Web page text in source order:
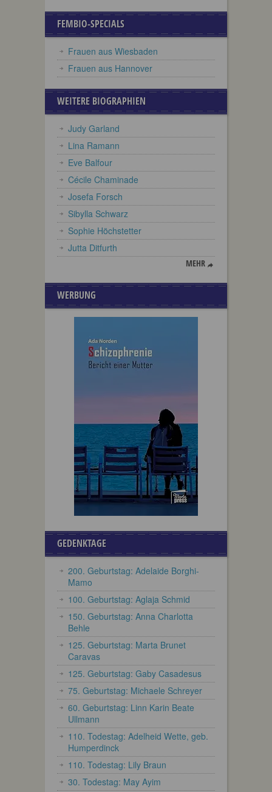
FEMBIO-SPECIALS
Frauen aus Wiesbaden
Frauen aus Hannover
WEITERE BIOGRAPHIEN
Judy Garland
Lina Ramann
Eve Balfour
Cécile Chaminade
Josefa Forsch
Sibylla Schwarz
Sophie Höchstetter
Jutta Ditfurth
MEHR
WERBUNG
GEDENKTAGE
200. Geburtstag: Adelaide Borghi-
Mamo
100. Geburtstag: Aglaja Schmid
150. Geburtstag: Anna Charlotta
Behle
125. Geburtstag: Marta Brunet
Caravas
125. Geburtstag: Gaby Casadesus
75. Geburtstag: Michaele Schreyer
60. Geburtstag: Linn Karin Beate
Ullmann
110. Todestag: Adelheid Wette, geb.
Humperdinck
110. Todestag: Lily Braun
30. Todestag: May Ayim